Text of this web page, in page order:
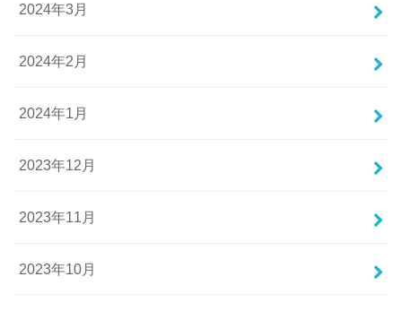
2024年3月
2024年2月
2024年1月
2023年12月
2023年11月
2023年10月